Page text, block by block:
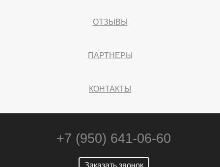
ОТЗЫВЫ
ПАРТНЕРЫ
КОНТАКТЫ
+7 (950) 641-06-60
Заказать звонок